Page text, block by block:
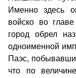
Именно здесь
войско во
город обрел
одноименной
Паэс,
что по